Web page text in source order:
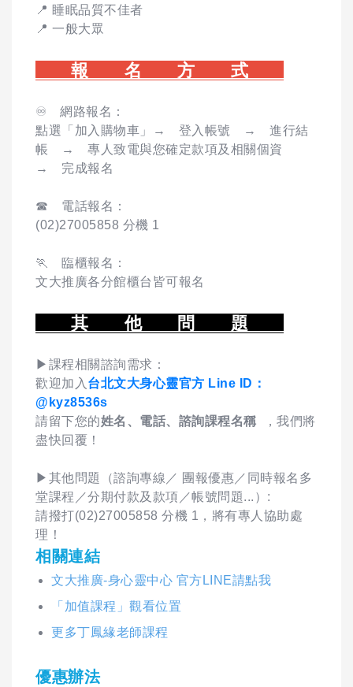
📍 睡眠品質不佳者
📍 一般大眾
報 名 方 式
♾️ 網路報名：
點選「加入購物車」→ 登入帳號 → 進行結
帳 → 專人致電與您確定款項及相關個資
→ 完成報名
☎ 電話報名：
(02)27005858 分機 1
🏃 臨櫃報名：
文大推廣各分館櫃台皆可報名
其 他 問 題
▶課程相關諮詢需求：
歡迎加入 台北文大身心靈官方 Line ID：
@kyz8536s
請留下您的姓名、電話、諮詢課程名稱
，我們將
盡快回覆！
▶其他問題（諮詢專線／ 團報優惠／同時報名多
堂課程／分期付款及款項／帳號問題...）:
請撥打(02)27005858 分機 1，將有專人協助處
理！
相關連結
文大推廣-身心靈中心 官方LINE請點我
「加值課程」觀看位置
更多丁鳳緣老師課程
優惠辦法